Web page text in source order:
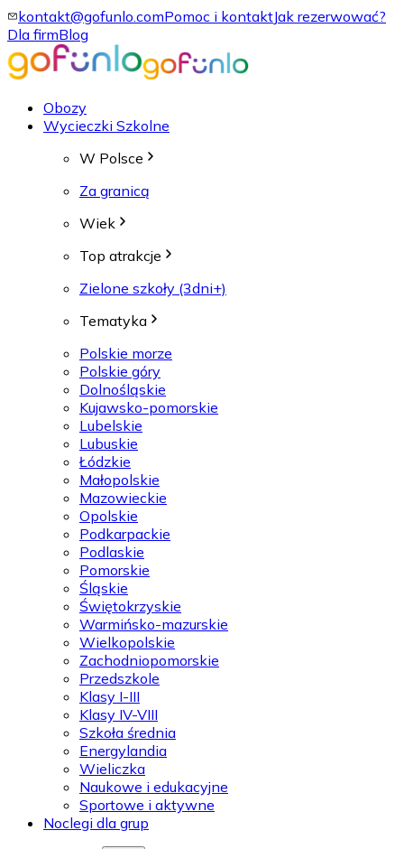
kontakt@gofunlo.comPomoc i kontaktJak rezerwować?
Dla firmBlog
Obozy
Wycieczki Szkolne
W Polsce
Za granicą
Wiek
Top atrakcje
Zielone szkoły (3dni+)
Tematyka
Polskie morze
Polskie góry
Dolnośląskie
Kujawsko-pomorskie
Lubelskie
Lubuskie
Łódzkie
Małopolskie
Mazowieckie
Opolskie
Podkarpackie
Podlaskie
Pomorskie
Śląskie
Świętokrzyskie
Warmińsko-mazurskie
Wielkopolskie
Zachodniopomorskie
Przedszkole
Klasy I-III
Klasy IV-VIII
Szkoła średnia
Energylandia
Wieliczka
Naukowe i edukacyjne
Sportowe i aktywne
Noclegi dla grup